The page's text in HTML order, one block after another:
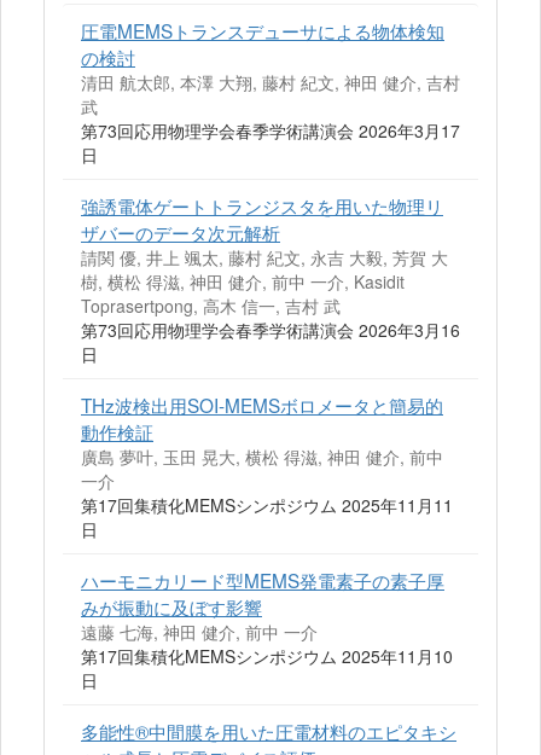
圧電MEMSトランスデューサによる物体検知
の検討
清田 航太郎, 本澤 大翔, 藤村 紀文, 神田 健介, 吉村
武
第73回応用物理学会春季学術講演会 2026年3月17
日
強誘電体ゲートトランジスタを用いた物理リ
ザバーのデータ次元解析
請関 優, 井上 颯太, 藤村 紀文, 永吉 大毅, 芳賀 大
樹, 横松 得滋, 神田 健介, 前中 一介, Kasidit
Toprasertpong, 高木 信一, 吉村 武
第73回応用物理学会春季学術講演会 2026年3月16
日
THz波検出用SOI-MEMSボロメータと簡易的
動作検証
廣島 夢叶, 玉田 晃大, 横松 得滋, 神田 健介, 前中
一介
第17回集積化MEMSシンポジウム 2025年11月11
日
ハーモニカリード型MEMS発電素子の素子厚
みが振動に及ぼす影響
遠藤 七海, 神田 健介, 前中 一介
第17回集積化MEMSシンポジウム 2025年11月10
日
多能性®中間膜を用いた圧電材料のエピタキシ